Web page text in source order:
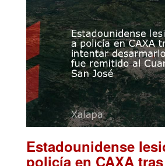
Estadounidense
policía en CAXA